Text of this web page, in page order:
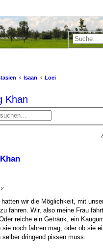
- isaan-thai.ch
Isaan - von Membern für Member
Isaan Loei
Khan
wir die Möglichkeit, mit
fahren. Wir, also meine Frau
reiche ein Getränk, ein
noch fahren mag, oder ob sie
dringend pissen muss.